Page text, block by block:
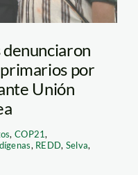
por
Unión
, COP21,
, REDD, Selva,